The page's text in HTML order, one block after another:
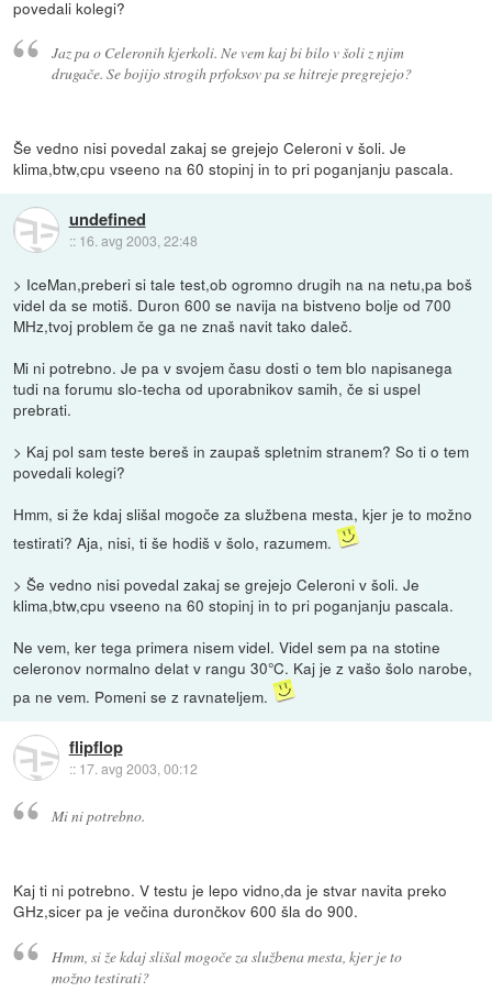
povedali kolegi?
Jaz pa o Celeronih kjerkoli. Ne vem kaj bi bilo v šoli z njim
drugače. Se bojijo strogih prfoksov pa se hitreje pregrejejo?
Še vedno nisi povedal zakaj se grejejo Celeroni v šoli. Je
klima,btw,cpu vseeno na 60 stopinj in to pri poganjanju pascala.
undefined
:: 16. avg 2003, 22:48
> IceMan,preberi si tale test,ob ogromno drugih na na netu,pa boš
videl da se motiš. Duron 600 se navija na bistveno bolje od 700
MHz,tvoj problem če ga ne znaš navit tako daleč.
Mi ni potrebno. Je pa v svojem času dosti o tem blo napisanega
tudi na forumu slo-techa od uporabnikov samih, če si uspel
prebrati.
> Kaj pol sam teste bereš in zaupaš spletnim stranem? So ti o tem
povedali kolegi?
Hmm, si že kdaj slišal mogoče za službena mesta, kjer je to možno
testirati? Aja, nisi, ti še hodiš v šolo, razumem.
> Še vedno nisi povedal zakaj se grejejo Celeroni v šoli. Je
klima,btw,cpu vseeno na 60 stopinj in to pri poganjanju pascala.
Ne vem, ker tega primera nisem videl. Videl sem pa na stotine
celeronov normalno delat v rangu 30°C. Kaj je z vašo šolo narobe,
pa ne vem. Pomeni se z ravnateljem.
flipflop
:: 17. avg 2003, 00:12
Mi ni potrebno.
Kaj ti ni potrebno. V testu je lepo vidno,da je stvar navita preko
GHz,sicer pa je večina durončkov 600 šla do 900.
Hmm, si že kdaj slišal mogoče za službena mesta, kjer je to
možno testirati?